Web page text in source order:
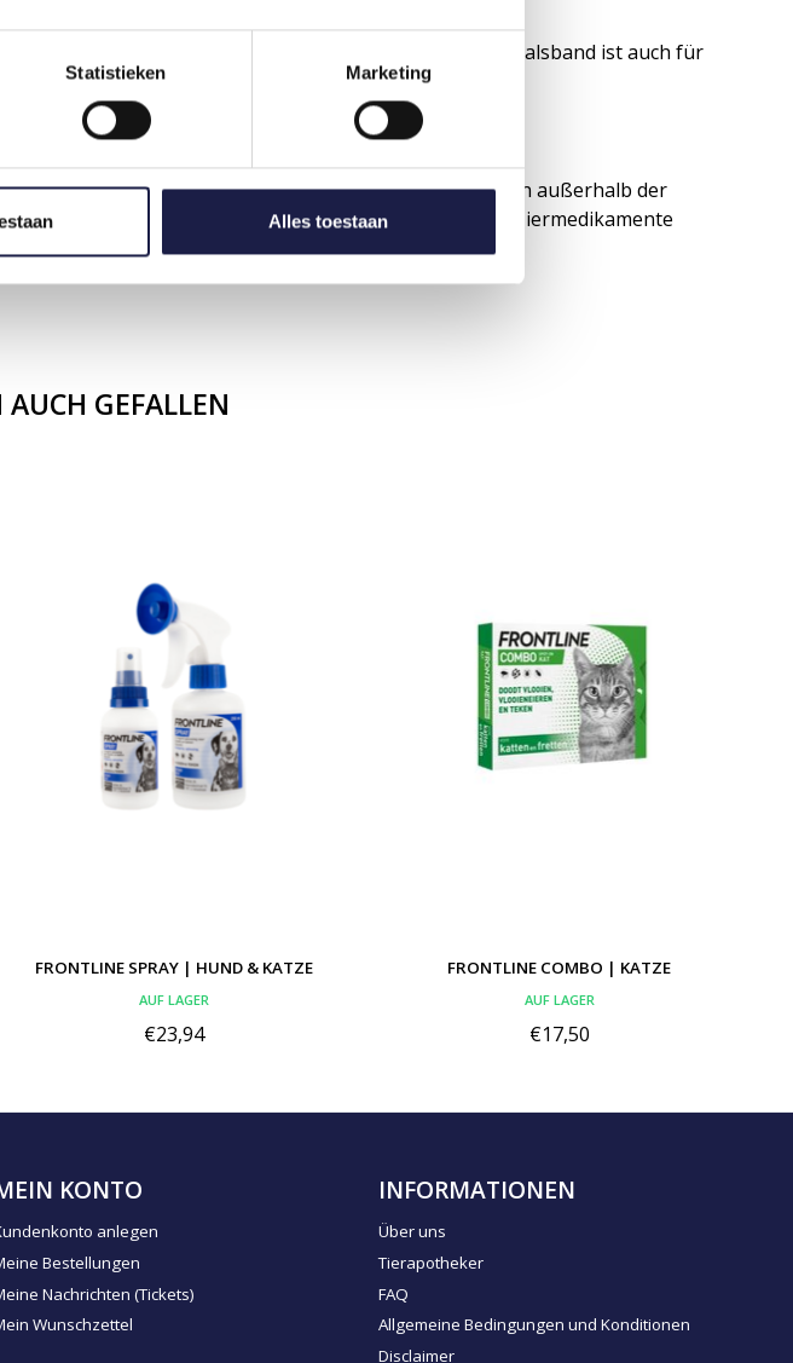
Statistieken Marketing
Alles toestaan
langen Version für Katzen erhältlich. Das Seresto Flohhalsband ist auch für
Tiermedikamente grenzüberschreitend direkt an Kunden außerhalb der
gute Lösung, in dem Sie einen Boten beauftragen Ihre Tiermedikamente
dieseSeite.
GEFALLEN
FRONTLINE SPRAY | HUND & KATZE
AUF LAGER
€23,94
FRONTLINE COMBO | KATZE
AUF LAGER
€17,50
KONTO
anlegen
Bestellungen
Nachrichten (Tickets)
Wunschzettel
INFORMATIONEN
Über uns
Tierapotheker
FAQ
Allgemeine Bedingungen und Konditionen
Disclaimer